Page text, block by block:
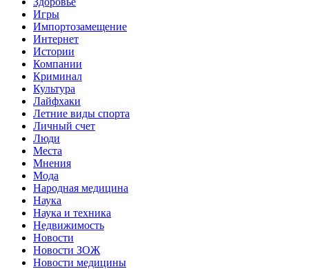
Игры
Импортозамещение
Интернет
Истории
Компании
Криминал
Культура
Лайфхаки
Летние виды спорта
Личный счет
Люди
Места
Мнения
Мода
Народная медицина
Наука
Наука и техника
Недвижимость
Новости
Новости ЗОЖ
Новости медицины